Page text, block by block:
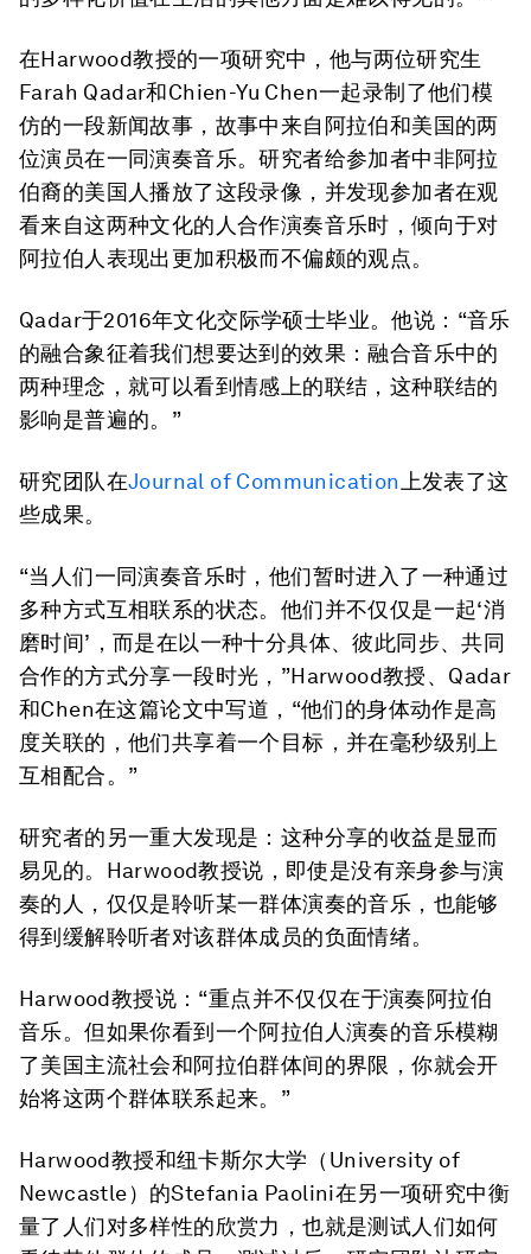
在Harwood教授的一项研究中，他与两位研究生
Farah Qadar和Chien-Yu Chen一起录制了他们模
仿的一段新闻故事，故事中来自阿拉伯和美国的两
位演员在一同演奏音乐。研究者给参加者中非阿拉
伯裔的美国人播放了这段录像，并发现参加者在观
看来自这两种文化的人合作演奏音乐时，倾向于对
阿拉伯人表现出更加积极而不偏颇的观点。
Qadar于2016年文化交际学硕士毕业。他说：“音乐
的融合象征着我们想要达到的效果：融合音乐中的
两种理念，就可以看到情感上的联结，这种联结的
影响是普遍的。”
研究团队在Journal of Communication 上发表了这
些成果。
“当人们一同演奏音乐时，他们暂时进入了一种通过
多种方式互相联系的状态。他们并不仅仅是一起‘消
磨时间’，而是在以一种十分具体、彼此同步、共同
合作的方式分享一段时光，”Harwood教授、Qadar
和Chen在这篇论文中写道，“他们的身体动作是高
度关联的，他们共享着一个目标，并在毫秒级别上
互相配合。”
研究者的另一重大发现是：这种分享的收益是显而
易见的。Harwood教授说，即使是没有亲身参与演
奏的人，仅仅是聆听某一群体演奏的音乐，也能够
得到缓解聆听者对该群体成员的负面情绪。
Harwood教授说：“重点并不仅仅在于演奏阿拉伯
音乐。但如果你看到一个阿拉伯人演奏的音乐模糊
了美国主流社会和阿拉伯群体间的界限，你就会开
始将这两个群体联系起来。”
Harwood教授和纽卡斯尔大学（University of
Newcastle）的Stefania Paolini在另一项研究中衡
量了人们对多样性的欣赏力，也就是测试人们如何